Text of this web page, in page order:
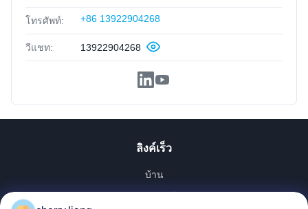
โทรศัพท์: +86 13922904268
วีแชท: 13922904268
ลิงค์เร็ว
บ้าน